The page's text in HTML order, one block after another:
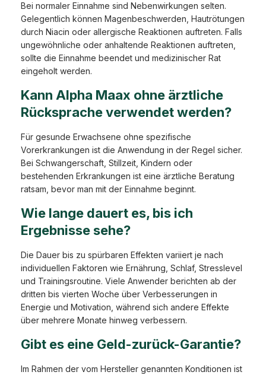
Bei normaler Einnahme sind Nebenwirkungen selten.
Gelegentlich können Magenbeschwerden, Hautrötungen
durch Niacin oder allergische Reaktionen auftreten. Falls
ungewöhnliche oder anhaltende Reaktionen auftreten,
sollte die Einnahme beendet und medizinischer Rat
eingeholt werden.
Kann Alpha Maax ohne ärztliche
Rücksprache verwendet werden?
Für gesunde Erwachsene ohne spezifische
Vorerkrankungen ist die Anwendung in der Regel sicher.
Bei Schwanger­schaft, Stillzeit, Kindern oder
bestehenden Erkrankungen ist eine ärztliche Beratung
ratsam, bevor man mit der Einnahme beginnt.
Wie lange dauert es, bis ich
Ergebnisse sehe?
Die Dauer bis zu spürbaren Effekten variiert je nach
individuellen Faktoren wie Ernährung, Schlaf, Stresslevel
und Trainingsroutine. Viele Anwender berichten ab der
dritten bis vierten Woche über Verbesserungen in
Energie und Motivation, während sich andere Effekte
über mehrere Monate hinweg verbessern.
Gibt es eine Geld-zurück-Garantie?
Im Rahmen der vom Hersteller genannten Konditionen ist